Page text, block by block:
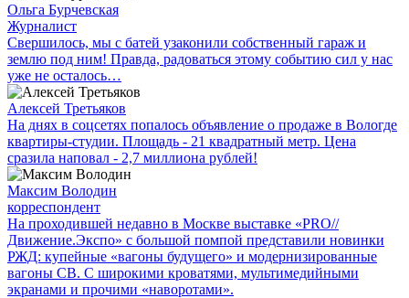
Ольга Бурчевская
Журналист
Свершилось, мы с батей узаконили собственный гараж и
землю под ним! Правда, радоваться этому событию сил у нас
уже не осталось…
Алексей Третьяков
На днях в соцсетях попалось объявление о продаже в Вологде
квартиры-студии. Площадь - 21 квадратный метр. Цена
сразила наповал - 2,7 миллиона рублей!
Максим Володин
корреспондент
На проходившей недавно в Мос­кве выставке «PRO//
Движение.Экспо» с большой помпой представили новинки
РЖД: купейные «вагоны будущего» и модернизированные
вагоны СВ. С широкими кроватями, мультимедийными
экранами и прочими «наворотами».